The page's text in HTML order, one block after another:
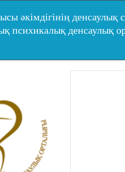
әкімдігінің денсаулық
психикалық